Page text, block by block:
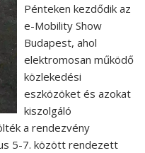
Pénteken kezdődik az
e-Mobility Show
Budapest, ahol
elektromosan működő
közlekedési
eszközöket és azokat
kiszolgáló
a rendezvény
5-7. között rendezett